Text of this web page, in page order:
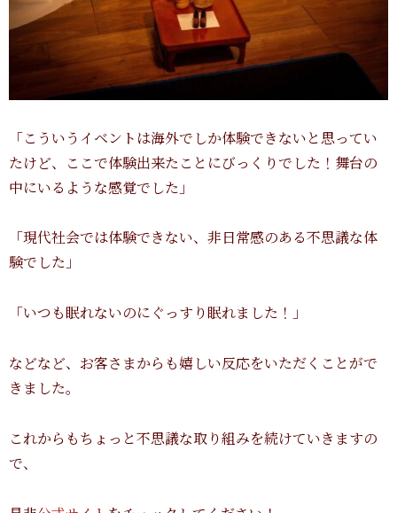
「こういうイベントは海外でしか体験できないと思ってい
たけど、ここで体験出来たことにびっくりでした！舞台の
中にいるような感覚でした」
「現代社会では体験できない、非日常感のある不思議な体
験でした」
「いつも眠れないのにぐっすり眠れました！」
などなど、お客さまからも嬉しい反応をいただくことがで
きました。
これからもちょっと不思議な取り組みを続けていきますの
で、